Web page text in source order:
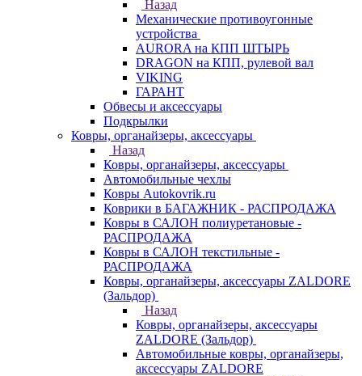
Назад
Механические противоугонные
устройства
AURORA на КПП ШТЫРЬ
DRAGON на КПП, рулевой вал
VIKING
ГАРАНТ
Обвесы и аксессуары
Подкрылки
Ковры, органайзеры, аксессуары
Назад
Ковры, органайзеры, аксессуары
Автомобильные чехлы
Ковры Autokovrik.ru
Коврики в БАГАЖНИК - РАСПРОДАЖА
Ковры в САЛОН полиуретановые -
РАСПРОДАЖА
Ковры в САЛОН текстильные -
РАСПРОДАЖА
Ковры, органайзеры, аксессуары ZALDORE
(Зальдор)
Назад
Ковры, органайзеры, аксессуары
ZALDORE (Зальдор)
Автомобильные ковры, органайзеры,
аксессуары ZALDORE